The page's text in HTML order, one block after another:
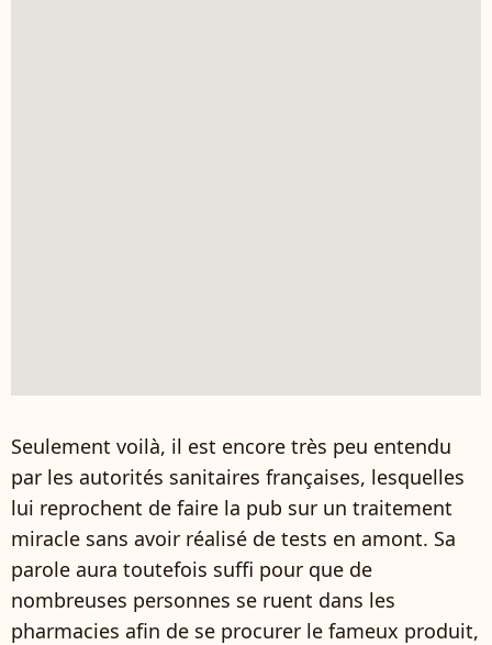
Seulement voilà, il est encore très peu entendu
par les autorités sanitaires françaises, lesquelles
lui reprochent de faire la pub sur un traitement
miracle sans avoir réalisé de tests en amont. Sa
parole aura toutefois suffi pour que de
nombreuses personnes se ruent dans les
pharmacies afin de se procurer le fameux produit,